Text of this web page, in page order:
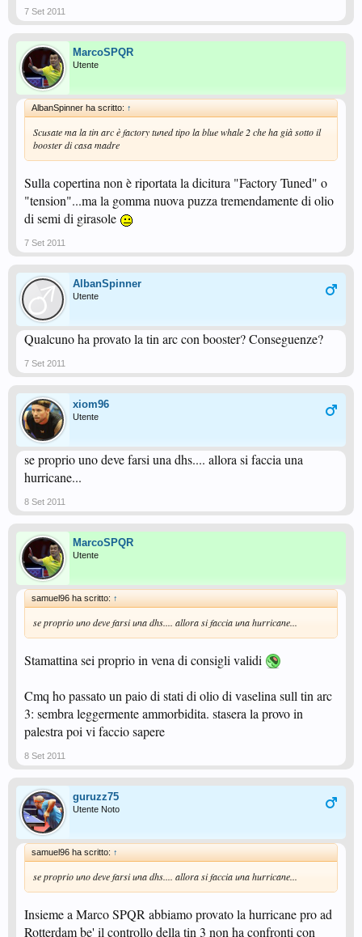
7 Set 2011
MarcoSPQR
Utente
AlbanSpinner ha scritto: ↑
Scusate ma la tin arc è factory tuned tipo la blue whale 2 che ha già sotto il
booster di casa madre
Sulla copertina non è riportata la dicitura "Factory Tuned" o
"tension"...ma la gomma nuova puzza tremendamente di olio
di semi di girasole
7 Set 2011
AlbanSpinner
Utente
Qualcuno ha provato la tin arc con booster? Conseguenze?
7 Set 2011
xiom96
Utente
se proprio uno deve farsi una dhs.... allora si faccia una
hurricane...
8 Set 2011
MarcoSPQR
Utente
samuel96 ha scritto: ↑
se proprio uno deve farsi una dhs.... allora si faccia una hurricane...
Stamattina sei proprio in vena di consigli validi
Cmq ho passato un paio di stati di olio di vaselina sull tin arc
3: sembra leggermente ammorbidita. stasera la provo in
palestra poi vi faccio sapere
8 Set 2011
guruzz75
Utente Noto
samuel96 ha scritto: ↑
se proprio uno deve farsi una dhs.... allora si faccia una hurricane...
Insieme a Marco SPQR abbiamo provato la hurricane pro ad
Rotterdam be' il controllo della tin 3 non ha confronti con